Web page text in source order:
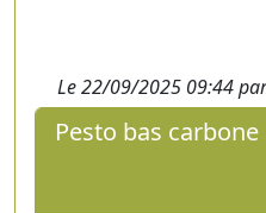
Le 22/09/2025 09:44 par
Pesto bas carbone